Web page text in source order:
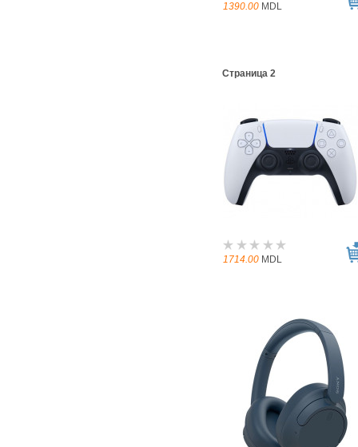
1390.00 MDL
Страница 2
1714.00 MDL